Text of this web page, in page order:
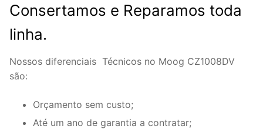
Consertamos e Reparamos toda
linha.
Nossos diferenciais Técnicos no Moog CZ1008DV
são:
Orçamento sem custo;
Até um ano de garantia a contratar;